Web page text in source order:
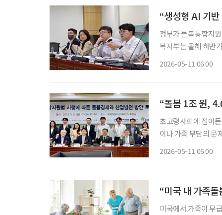
“생성형 AI 기반
정부가 돌봄통합지
복지부는 올해 하반
2026-05-11 06:00
“돌봄 1조 원,
초고령사회에 접어
이나 가족 부담의 문
2026-05-11 06:00
“미국 내 가족
미국에서 가족이 무